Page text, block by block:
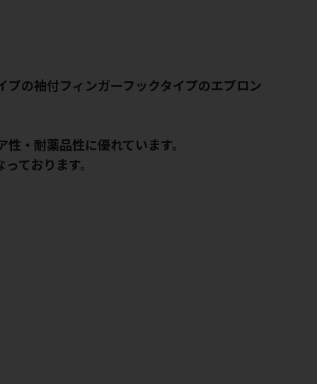
の袖付フィンガーフックタイプのエプロン
・耐薬品性に優れています。
ております。